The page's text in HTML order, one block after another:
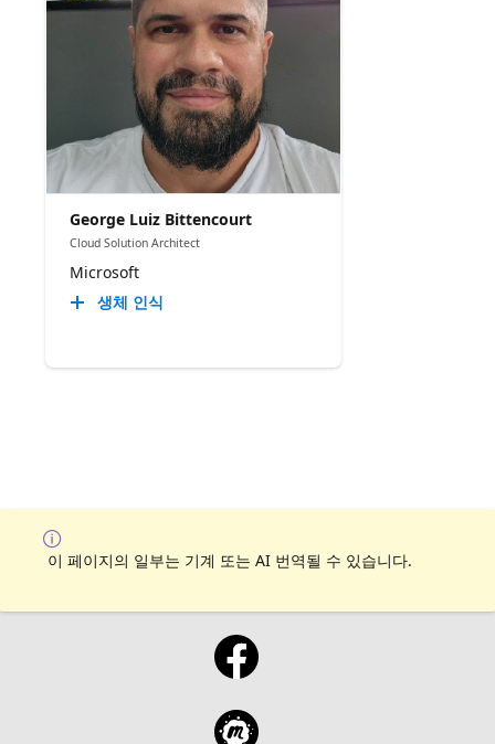
George Luiz Bittencourt
Cloud Solution Architect
Microsoft
생체 인식
이 페이지의 일부는 기계 또는 AI 번역될 수 있습니다.